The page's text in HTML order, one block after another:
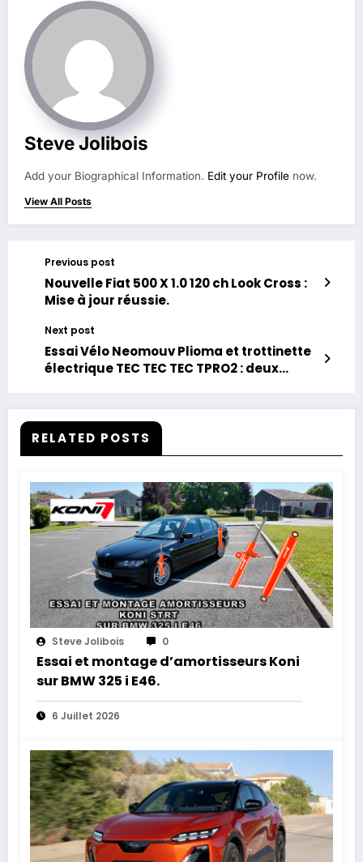
Steve Jolibois
Add your Biographical Information. Edit your Profile now.
View All Posts
Previous post
Nouvelle Fiat 500 X 1.0 120 ch Look Cross :
Mise à jour réussie.
Next post
Essai Vélo Neomouv Plioma et trottinette
électrique TEC TEC TEC TPRO2 : deux
RELATED POSTS
Steve Jolibois 0
Essai et montage d’amortisseurs Koni
sur BMW 325 i E46.
6 Juillet 2026